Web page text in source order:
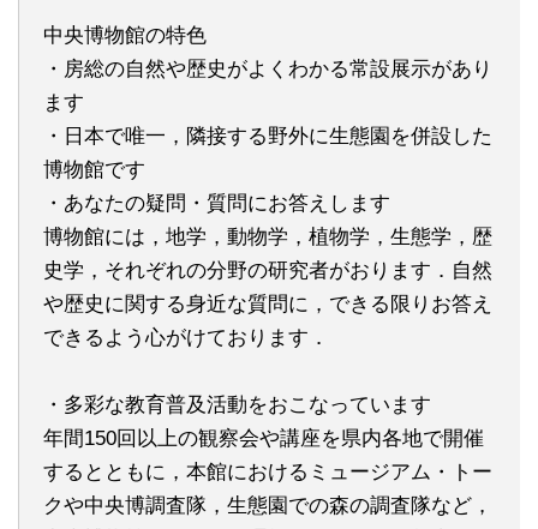
中央博物館の特色
・房総の自然や歴史がよくわかる常設展示があり
ます
・日本で唯一，隣接する野外に生態園を併設した
博物館です
・あなたの疑問・質問にお答えします
博物館には，地学，動物学，植物学，生態学，歴
史学，それぞれの分野の研究者がおります．自然
や歴史に関する身近な質問に，できる限りお答え
できるよう心がけております．
・多彩な教育普及活動をおこなっています
年間150回以上の観察会や講座を県内各地で開催
するとともに，本館におけるミュージアム・トー
クや中央博調査隊，生態園での森の調査隊など，